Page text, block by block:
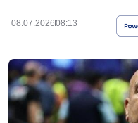
08.07.202608:13